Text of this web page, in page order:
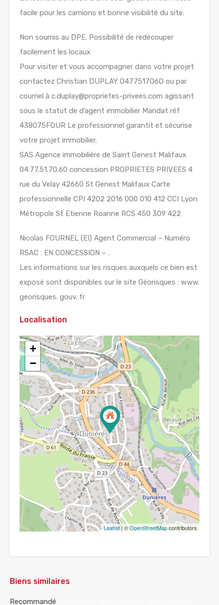
facile pour les camions et bonne visibilité du site.
Non soumis au DPE. Possibilité de redécouper
facilement les locaux
Pour visiter et vous accompagner dans votre projet
contactez Christian DUPLAY O477517O6O ou par
courriel à c.duplay@proprietes-privees.com agissant
sous le statut de d’agent immobilier Mandat réf
438075FOUR Le professionnel garantit et sécurise
votre projet immobilier.
SAS Agence immobilière de Saint Genest Malifaux
04.77.51.70.60 concession PROPRIETES PRIVEES 4
rue du Velay 42660 St Genest Malifaux Carte
professionnelle CPI 4202 2016 000 010 412 CCI Lyon
Métropole St Etienne Roanne RCS 450 309 422
Nicolas FOURNEL (EI) Agent Commercial – Numéro
RSAC : EN CONCESSION – .
Les informations sur les risques auxquels ce bien est
exposé sont disponibles sur le site Géorisques : www.
georisques. gouv. fr
Localisation
+
−
Leaflet| ©OpenStreetMapcontributors
Biens similaires
Recommandé